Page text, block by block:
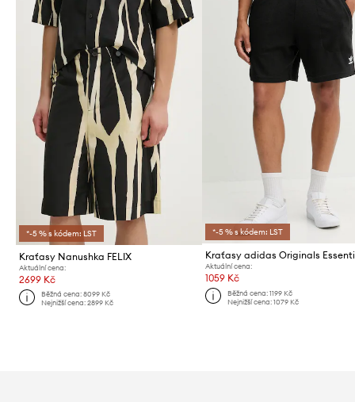
*-5 % s kódem: LST
Kraťasy Nanushka FELIX
Aktuální cena:
2699 Kč
Běžná cena:8099 Kč
Nejnižší cena:2899 Kč
*-5 % s kódem: LST
Kraťasy adidas Originals
Aktuální cena:
1059 Kč
Běžná cena: 1199 Kč
Nejnižší cena: 1079 Kč